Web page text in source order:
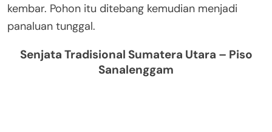
kembar. Pohon itu ditebang kemudian menjadi
panaluan tunggal.
Senjata Tradisional Sumatera Utara – Piso
Sanalenggam